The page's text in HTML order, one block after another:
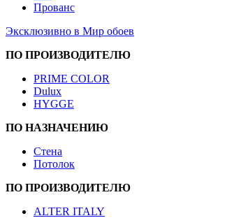
Прованс
Эксклюзивно в Мир обоев
ПО ПРОИЗВОДИТЕЛЮ
PRIME COLOR
Dulux
HYGGE
ПО НАЗНАЧЕНИЮ
Стена
Потолок
ПО ПРОИЗВОДИТЕЛЮ
ALTER ITALY